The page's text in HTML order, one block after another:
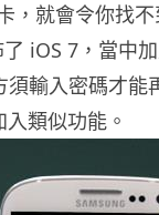
，就會令你找
iOS 7，當中
輸入密碼才能
類似功能。